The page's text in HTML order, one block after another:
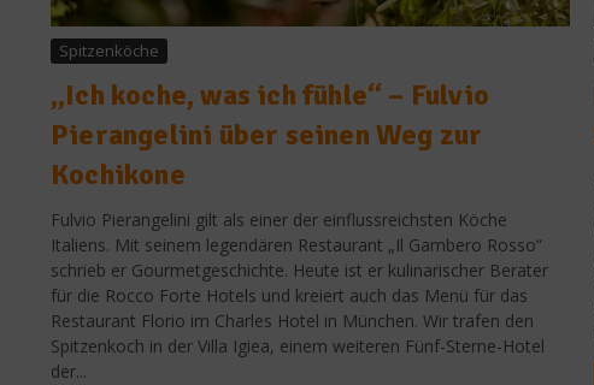
Spitzenköche
„Ich koche, was ich fühle“ – Fulvio
Pierangelini über seinen Weg zur
Kochikone
Fulvio Pierangelini gilt als einer der einflussreichsten Köche
Italiens. Mit seinem legendären Restaurant „Il Gambero Rosso“
schrieb er Gourmetgeschichte. Heute ist er kulinarischer Berater
für die Rocco Forte Hotels und kreiert auch das Menü für das
Restaurant Florio im Charles Hotel in München. Wir trafen den
Spitzenkoch in der Villa Igiea, einem weiteren Fünf-Sterne-Hotel
der...